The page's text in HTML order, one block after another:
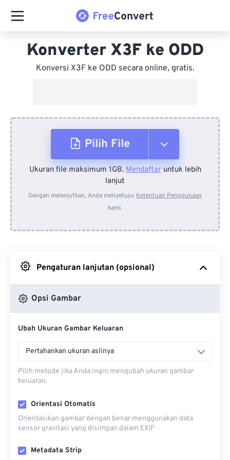
Konverter X3F ke ODD
Konversi X3F ke ODD secara online, gratis.
Pilih File
Dari Perangkat
Dari Dropbox
Ukuran file maksimum 1GB.Mendaftaruntuk lebih
lanjut
Dengan melanjutkan, Anda menyetujui Ketentuan Penggunaan
kami.
Pengaturan lanjutan (opsional)
Opsi Gambar
Ubah Ukuran Gambar Keluaran
Pertahankan ukuran aslinya
Pilih metode jika Anda ingin mengubah ukuran gambar
keluaran.
Orientasi Otomatis
Orientasikan gambar dengan benar menggunakan data
sensor gravitasi yang disimpan dalam EXIF
Metadata Strip